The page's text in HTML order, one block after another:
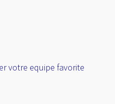
votre equipe favorite